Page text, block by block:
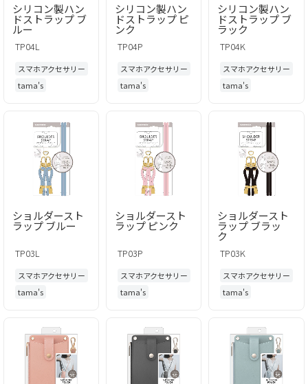
シリコン製ハン
ドストラップ ブ
ルー
TP04L
スマホアクセサリー
tama's
シリコン製ハン
ドストラップ ピ
ンク
TP04P
スマホアクセサリー
tama's
シリコン製ハン
ドストラップ ブ
ラック
TP04K
スマホアクセサリー
tama's
ショルダースト
ラップ ブルー
TP03L
スマホアクセサリー
tama's
ショルダースト
ラップ ピンク
TP03P
スマホアクセサリー
tama's
ショルダースト
ラップ ブラッ
ク
TP03K
スマホアクセサリー
tama's